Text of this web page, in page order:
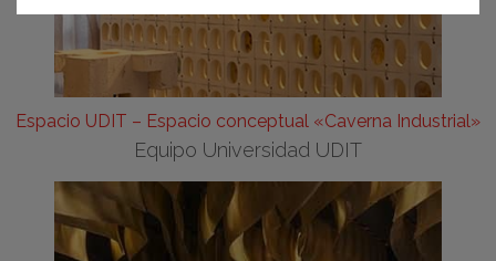
Espacio UDIT – Espacio conceptual «Caverna Industrial»
Equipo Universidad UDIT